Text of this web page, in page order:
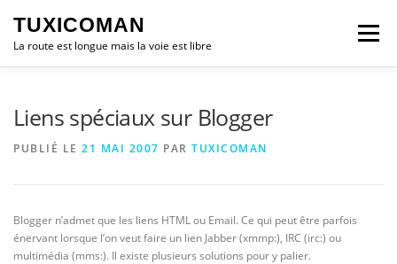
contenu
TUXICOMAN
La route est longue mais la voie est libre
Menu
Liens spéciaux sur Blogger
PUBLIÉ LE 21 MAI 2007 PAR TUXICOMAN
Blogger n’admet que les liens HTML ou Email. Ce qui peut être parfois
énervant lorsque l’on veut faire un lien Jabber (xmmp:), IRC (irc:) ou
multimédia (mms:). Il existe plusieurs solutions pour y palier.